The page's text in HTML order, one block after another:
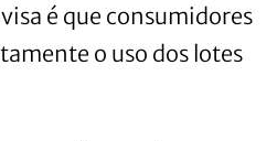
é que consumidores
o uso dos lotes